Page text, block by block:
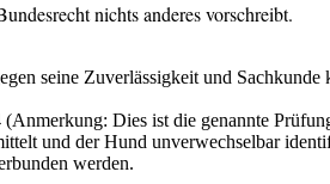
nichts anderes vorschreibt.
seine Zuverlässigkeit und
Dies ist die genannte
und der Hund unverwechselbar
werden.